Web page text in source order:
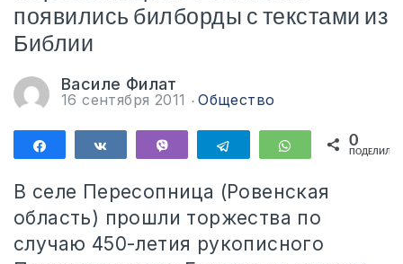
появились билборды с текстами из
Библии
Василе Филат
16 сентября 2011 Общество
ПоделитьсяПоделиться Telegram WhatsApp
0
В селе Пересопница (Ровенская
область) прошли торжества по
случаю 450-летия рукописного